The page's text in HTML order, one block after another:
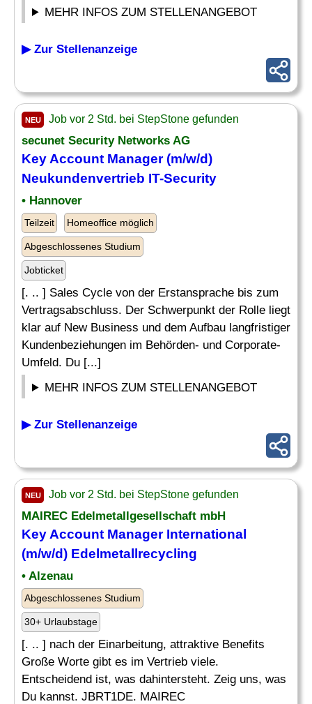
MEHR INFOS ZUM STELLENANGEBOT
▶ Zur Stellenanzeige
NEU Job vor 2 Std. bei StepStone gefunden
secunet Security Networks AG
Key Account Manager(m/w/d)
Neukundenvertrieb IT-Security
• Hannover
Teilzeit Homeoffice möglich
Abgeschlossenes Studium
Jobticket
[. .. ] Sales Cycle von der Erstansprache bis zum
Vertragsabschluss. Der Schwerpunkt der Rolle liegt
klar auf New Business und dem Aufbau langfristiger
Kundenbeziehungen im Behörden- und Corporate-
Umfeld. Du [...]
MEHR INFOS ZUM STELLENANGEBOT
▶ Zur Stellenanzeige
NEU Job vor 2 Std. bei StepStone gefunden
MAIREC Edelmetallgesellschaft mbH
Key Account ManagerInternational
(m/w/d) Edelmetallrecycling
• Alzenau
Abgeschlossenes Studium
30+ Urlaubstage
[. .. ] nach der Einarbeitung, attraktive Benefits
Große Worte gibt es im Vertrieb viele.
Entscheidend ist, was dahintersteht. Zeig uns, was
Du kannst. JBRT1DE. MAIREC